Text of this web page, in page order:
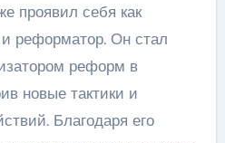
проявил себя как
реформатор. Он стал
реформ в
новые тактики и
Благодаря его